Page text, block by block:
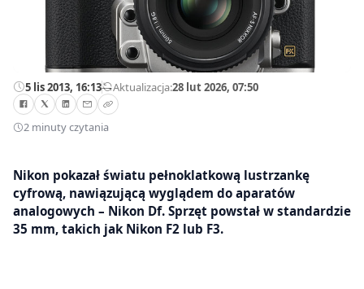
5 lis 2013, 16:13—Aktualizacja:28 lut 2026, 07:50
2 minuty czytania
Nikon pokazał światu pełnoklatkową lustrzankę
cyfrową, nawiązującą wyglądem do aparatów
analogowych – Nikon Df. Sprzęt powstał w standardzie
35 mm, takich jak Nikon F2 lub F3.